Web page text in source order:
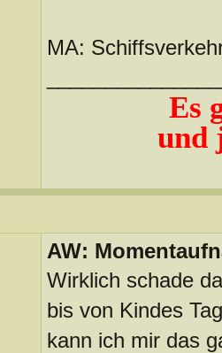
MA:
Es
und
AW:
Wirklich schade
bis von Kindes
kann ich mir das